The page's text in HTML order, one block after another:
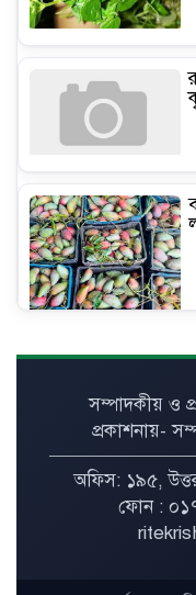
সম্পাদকীয় ও
প্রকাশনায়-
অফিস: ১৯৫,
ফোন :